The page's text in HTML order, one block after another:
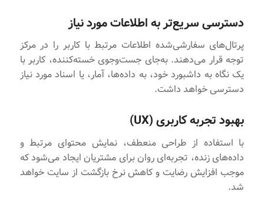
دسترسی سریع‌تر به اطلاعات مورد نیاز
پرتال‌های سفارشی‌شده اطلاعات مرتبط با کاربر را در مرکز
توجه قرار می‌دهند. به‌جای جست‌وجوی خسته‌کننده، کاربر با
یک نگاه به داشبورد خود، به داده‌ها، آمار، یا اسناد مورد نیاز
دسترسی خواهد داشت.
بهبود تجربه کاربری (UX)
با استفاده از طراحی منعطف، نمایش محتوای مرتبط و
داده‌های زنده، تجربه‌ای روان برای مشتریان ایجاد می‌شود که
موجب افزایش رضایت و کاهش نرخ بازگشت از سایت خواهد
شد.